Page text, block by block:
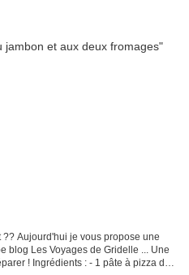
Aujourd'hui je vous propose une
blog Les Voyages de Gridelle ... Une
! Ingrédients : - 1 pâte à pizza du